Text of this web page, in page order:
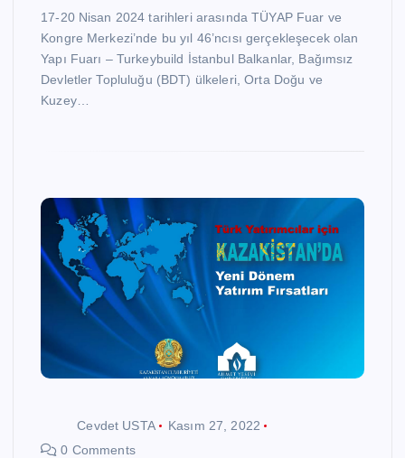
17-20 Nisan 2024 tarihleri arasında TÜYAP Fuar ve
Kongre Merkezi’nde bu yıl 46’ncısı gerçekleşecek olan
Yapı Fuarı – Turkeybuild İstanbul Balkanlar, Bağımsız
Devletler Topluluğu (BDT) ülkeleri, Orta Doğu ve
Kuzey…
Cevdet USTA
Kasım 27, 2022
0 Comments